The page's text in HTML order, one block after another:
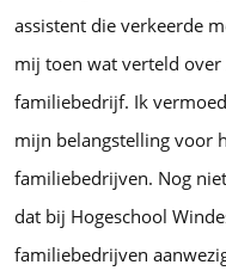
assistent die verkeerde
mij toen wat verteld
familiebedrijf. Ik
mijn belangstelling voor
familiebedrijven. Nog
dat bij Hogeschool
familiebedrijven